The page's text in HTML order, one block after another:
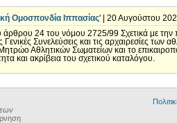
Ομοσπονδία Ιππασίας' | 20 Αυγούστου
24 του νόμου 2725/99 Σχετικά με
Συνελεύσεις και τις αρχαιρεσίες
Αθλητικών Σωματείων και το
και ακρίβεια του σχετικού καταλόγου.